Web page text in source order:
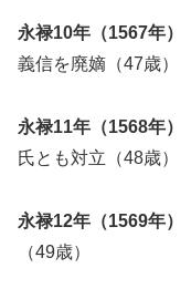
永禄10年（1567年）
義信を廃嫡（47歳）
永禄11年（1568年）
氏とも対立（48歳）
永禄12年（1569年）
（49歳）